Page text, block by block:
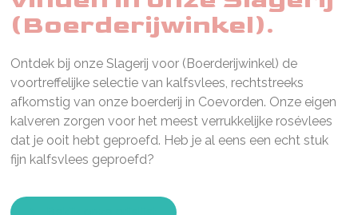
(Boerderijwinkel).
Ontdek bij onze Slagerij voor (Boerderijwinkel) de
voortreffelijke selectie van kalfsvlees, rechtstreeks
afkomstig van onze boerderij in Coevorden. Onze eigen
kalveren zorgen voor het meest verrukkelijke rosévlees
dat je ooit hebt geproefd. Heb je al eens een echt stuk
fijn kalfsvlees geproefd?